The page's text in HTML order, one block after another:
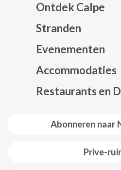
Abonneren naar
Prive-
Ontdek Calpe
Stranden
Evenementen
Accommodaties
Restaurants en